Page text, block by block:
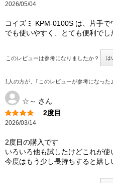
2026/05/04
コイズミ KPM-0100S は、片手
でも使いやすく、とても便利でし
このレビューは参考になりましたか？ は
1人の方が、｢このレビューが参考になった
☆～ さん
2度目
2026/03/14
2度目の購入です
いろいろ他も試したけどこれが使
今度はもう少し長持ちすると嬉し